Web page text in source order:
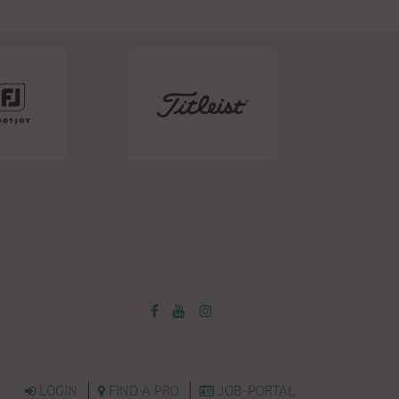
LOGIN FIND A PRO JOB-PORTAL